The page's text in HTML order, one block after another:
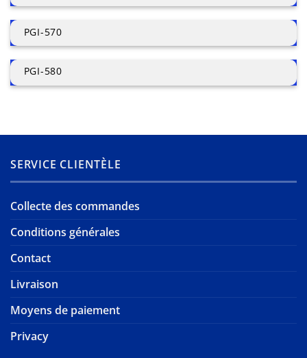
PGI-570
PGI-580
SERVICE CLIENTÈLE
Collecte des commandes
Conditions générales
Contact
Livraison
Moyens de paiement
Privacy